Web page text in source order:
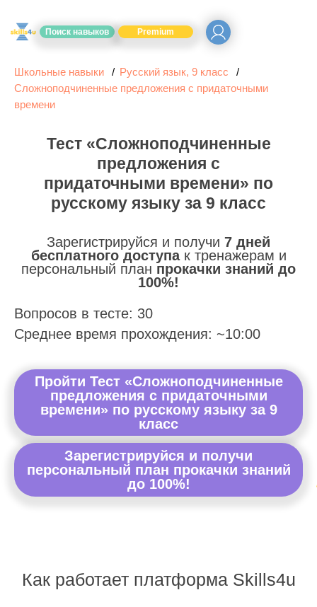
Поиск навыков Premium
Школьные навыки
Русский язык, 9 класс
Сложноподчиненные предложения с придаточными
времени
Тест «Сложноподчиненные
предложения с
придаточными времени» по
русскому языку за 9 класс
Зарегистрируйся и получи 7 дней
бесплатного доступак тренажерам и
персональный план прокачки знаний до
100%!
Вопросов в тесте: 30
Среднее время прохождения: ~10:00
Пройти Тест «Сложноподчиненные
предложения с придаточными
времени» по русскому языку за 9
класс
Зарегистрируйся и получи
персональный план прокачки знаний
до 100%!
Как работает платформа Skills4u